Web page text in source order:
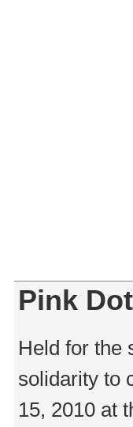
Pink
Held for the
solidarity to
15, 2010 at